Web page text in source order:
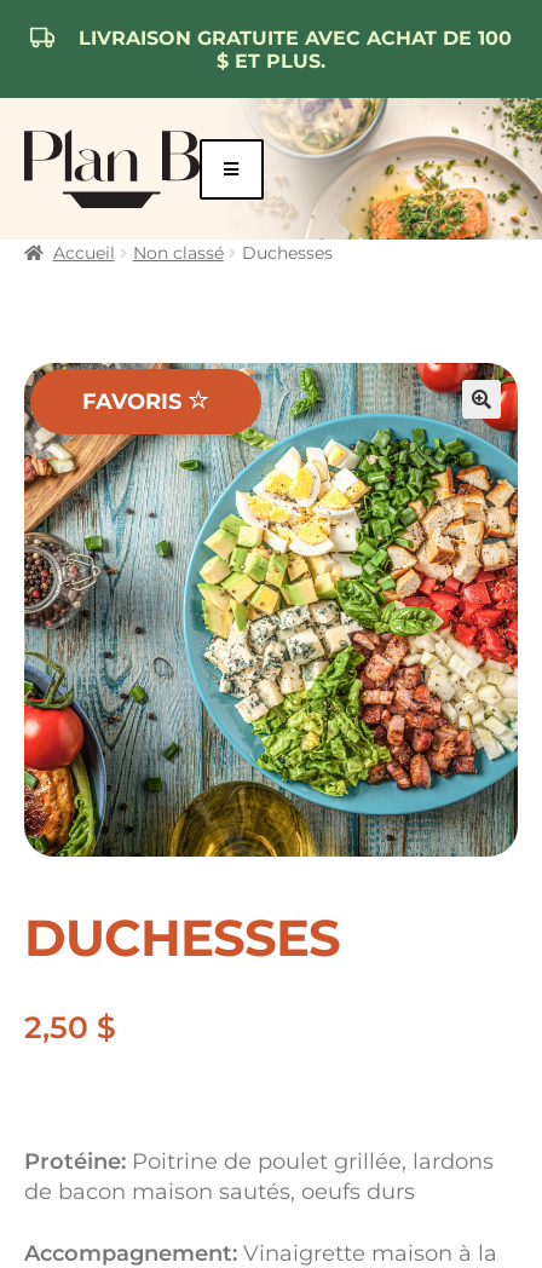
LIVRAISON GRATUITE AVEC ACHAT DE 100
$ ET PLUS.
contenu
Accueil Non classé Duchesses
🔍
FAVORIS
DUCHESSES
2,50 $
Protéine: Poitrine de poulet grillée, lardons
de bacon maison sautés, oeufs durs
Accompagnement: Vinaigrette maison à la